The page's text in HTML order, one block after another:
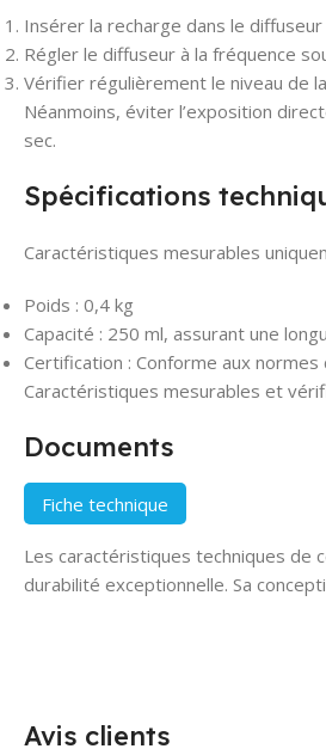
Insérer la recharge dans le
Régler le diffuseur à la fréquence
Vérifier régulièrement le niveau de
Néanmoins, éviter l’exposition
sec.
Spécifications
Caractéristiques mesurables
Poids : 0,4 kg
Capacité : 250 ml, assurant une
Certification : Conforme aux
Caractéristiques mesurables et
Documents
Fiche technique
Les caractéristiques techniques de
durabilité exceptionnelle. Sa
Avis clients